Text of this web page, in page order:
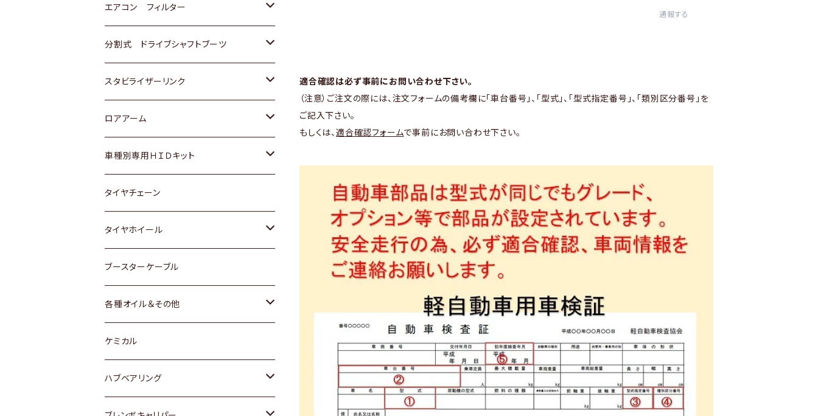
通報する
適合確認は必ず事前にお問い合わせ下さい。
（注意）ご注文の際には、注文フォームの備考欄に「車台番号」、「型式」、「型式指定番号」、「類別区分番号」を
ご記入下さい。
もしくは、 適合確認フォームで事前にお問い合わせ下さい。
スバル
マツダ
三菱
スバル
三菱
スバル
スズキ
日産
いすゞ
ダイハツ
マツダ
三菱
スバル
レクサス
トヨタ
ホンダ
スズキ
日産
ダイハツ
マツダ
三菱
スバル
エアコン フィルター
トヨタ
ホンダ
スズキ
日産
いすゞ
ダイハツ
マツダ
三菱
スバル
分割式 ドライブシャフトブーツ
トヨタ
ホンダ
スズキ
日産
ダイハツ
スバル
スタビライザーリンク
トヨタ
ホンダ
スズキ
日産
ダイハツ
マツダ
ロアアーム
ホンダ
スズキ
日産
ダイハツ
マツダ
スバル
車種別専用ＨＩＤキット
トヨタ
マツダ
タイヤチェーン
タイヤホイール
トヨタ
ホンダ
スズキ
日産
ブースターケーブル
各種オイル＆その他
ディーデル洗浄添加剤
ケミカル
ハブベアリング